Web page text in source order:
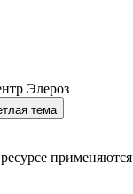
Элероз
тема
применяются